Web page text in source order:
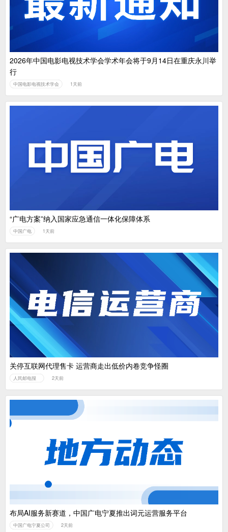
2026年中国电影电视技术学会学术年会将于9月14日在重庆永川举
行
中国电影电视技术学会 1天前
“广电方案”纳入国家应急通信一体化保障体系
中国广电 1天前
关停互联网代理售卡 运营商走出低价内卷竞争怪圈
人民邮电报 2天前
布局AI服务新赛道，中国广电宁夏推出词元运营服务平台
中国广电宁夏公司 2天前